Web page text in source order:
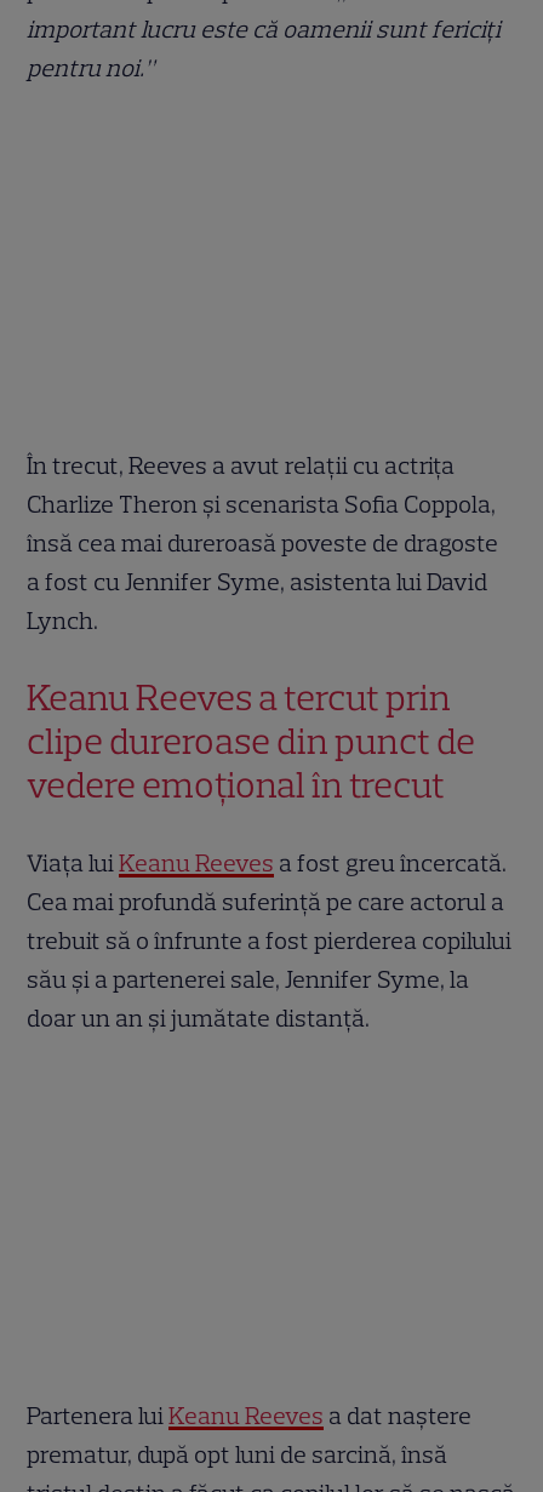
important lucru este că oamenii sunt fericiți
pentru noi.”
În trecut, Reeves a avut relații cu actrița
Charlize Theron și scenarista Sofia Coppola,
însă cea mai dureroasă poveste de dragoste
a fost cu Jennifer Syme, asistenta lui David
Lynch.
Keanu Reeves a tercut prin
clipe dureroase din punct de
vedere emoțional în trecut
Viața luiKeanu Reeves a fost greu încercată.
Cea mai profundă suferință pe care actorul a
trebuit să o înfrunte a fost pierderea copilului
său și a partenerei sale, Jennifer Syme, la
doar un an și jumătate distanță.
Partenera luiKeanu Reeves a dat naștere
prematur, după opt luni de sarcină, însă